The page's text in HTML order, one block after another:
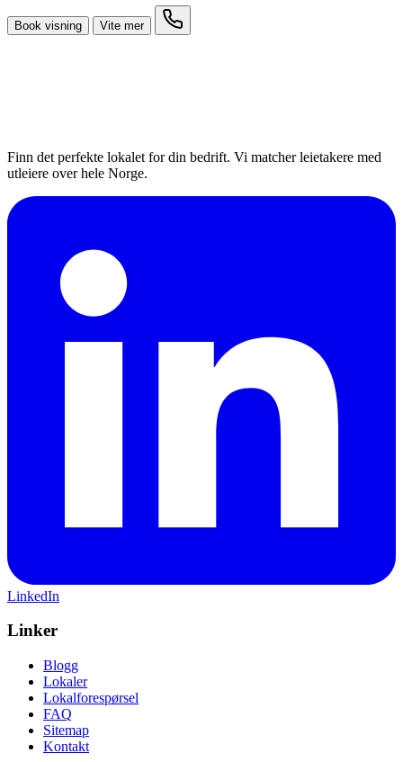
Book visning Vite mer
Finn det perfekte lokalet for din bedrift. Vi matcher leietakere med
utleiere over hele Norge.
LinkedIn
Linker
Blogg
Lokaler
Lokalforespørsel
FAQ
Sitemap
Kontakt